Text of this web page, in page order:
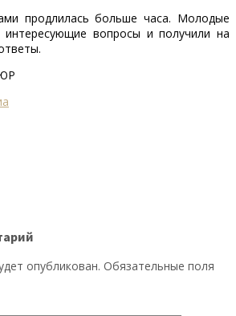
продлилась больше часа. Молодые
вопросы и получили на
опубликован. Обязательные поля